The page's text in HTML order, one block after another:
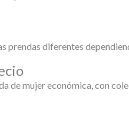
prendas diferentes
de mujer económica, con